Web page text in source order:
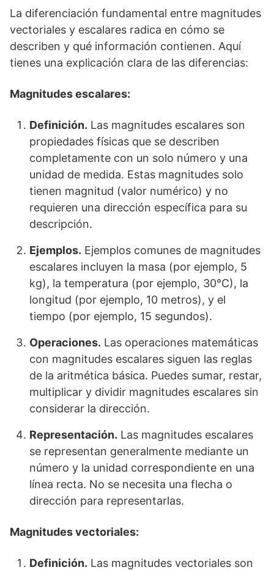
La diferenciación fundamental entre magnitudes
vectoriales y escalares radica en cómo se
describen y qué información contienen. Aquí
tienes una explicación clara de las diferencias:
Magnitudes escalares:
Definición. Las magnitudes escalares son
propiedades físicas que se describen
completamente con un solo número y una
unidad de medida. Estas magnitudes solo
tienen magnitud (valor numérico) y no
requieren una dirección específica para su
descripción.
Ejemplos. Ejemplos comunes de magnitudes
escalares incluyen la masa (por ejemplo, 5
kg), la temperatura (por ejemplo, 30°C), la
longitud (por ejemplo, 10 metros), y el
tiempo (por ejemplo, 15 segundos).
Operaciones. Las operaciones matemáticas
con magnitudes escalares siguen las reglas
de la aritmética básica. Puedes sumar, restar,
multiplicar y dividir magnitudes escalares sin
considerar la dirección.
Representación. Las magnitudes escalares
se representan generalmente mediante un
número y la unidad correspondiente en una
línea recta. No se necesita una flecha o
dirección para representarlas.
Magnitudes vectoriales:
Definición. Las magnitudes vectoriales son